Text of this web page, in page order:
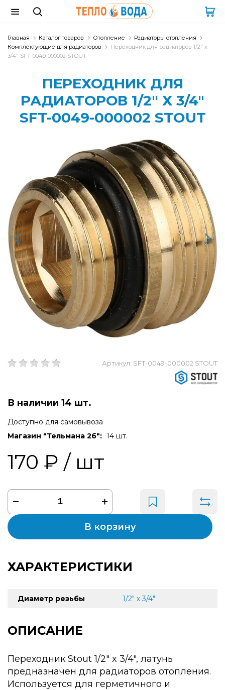
Главная Каталог товаров Отопление
Радиаторы отопления
Комплектующие для радиаторов
Переходник для радиаторов 1/2" х
3/4" SFT-0049-000002 STOUT
ПЕРЕХОДНИК ДЛЯ
РАДИАТОРОВ 1/2" Х 3/4"
SFT-0049-000002 STOUT
Артикул: SFT-0049-000002 STOUT
В наличии 14 шт.
Доступно для самовывоза
Магазин "Тельмана 2б": 14 шт.
170 ₽ / шт
В корзину
ХАРАКТЕРИСТИКИ
Диаметр резьбы 1/2" х 3/4"
ОПИСАНИЕ
Переходник Stout 1/2" x 3/4", латунь
предназначен для радиаторов отопления.
Используется для герметичного и